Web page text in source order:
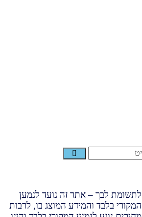
לתשומת לבך – אתר זה נועד לנמען
המקורי בלבד והמידע המוצג בו, לרבות